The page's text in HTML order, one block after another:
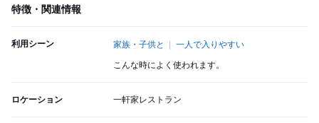
特徴・関連情報
利用シーン 家族・子供と 一人で入りやすい
こんな時によく使われます。
ロケーション 一軒家レストラン